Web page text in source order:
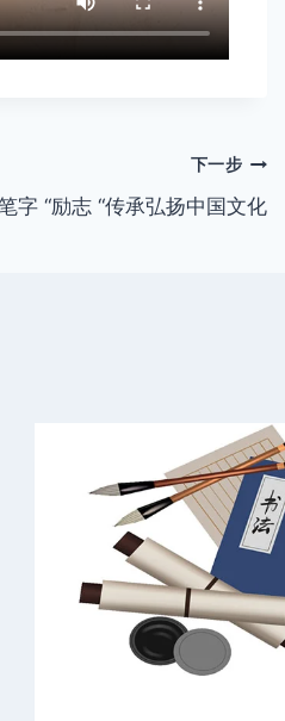
下一步
字 “励志 “传承弘扬中国文化